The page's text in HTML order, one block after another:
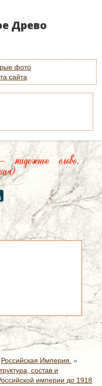
Древо
фото
сайта
слово.
Российская Империя. »
состав и
империи до 1918